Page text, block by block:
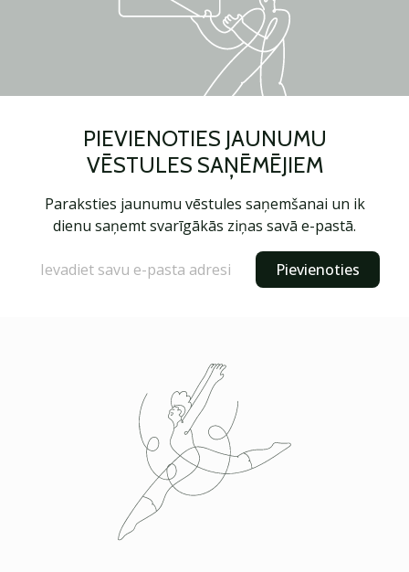
PIEVIENOTIES JAUNUMU
VĒSTULES SAŅĒMĒJIEM
Paraksties jaunumu vēstules saņemšanai un ik
dienu saņemt svarīgākās ziņas savā e-pastā.
Pievienoties